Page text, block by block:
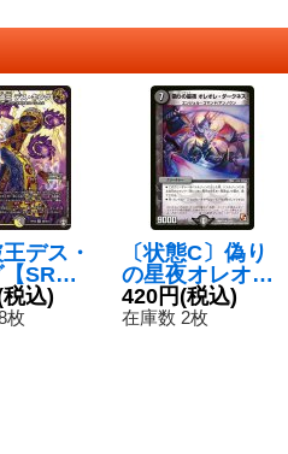
デス・
SR】
S11}
込)
枚
〔状態C〕偽り
の星夜オレオ
レ・ダークネス
【R】{DMR071
420円(税込)
在庫数 2枚